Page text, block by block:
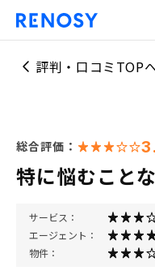
評判・口コミTOP
総合評価：
特に悩むこと
サービス：
エージェント：
物件：